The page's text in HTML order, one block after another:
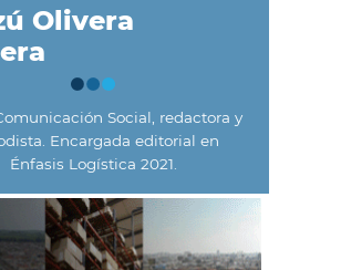
Olivera
Social, redactora y
Encargada editorial en
Énfasis Logística 2021.